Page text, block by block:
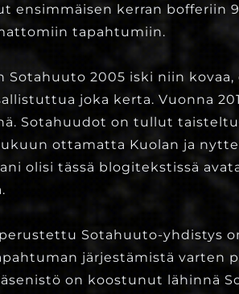
ensimmäisen kerran bofferiin
tapahtumiin.
Sotahuuto 2005 iski niin
joka kerta. Vuonna
Sotahuudot on tullut
ottamatta Kuolan ja
olisi tässä blogitekstissä
perustettu Sotahuuto-yhdistys
järjestämistä varten
on koostunut lähinnä